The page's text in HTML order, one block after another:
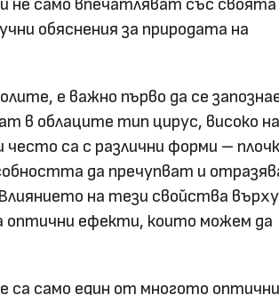
не само впечатляват със своята
обяснения за природата на
е важно първо да се
в облаците тип цирус, високо
са с различни форми –
да пречупват и
на тези свойства върху
оптични ефекти, които можем да
са само един от многото оптични